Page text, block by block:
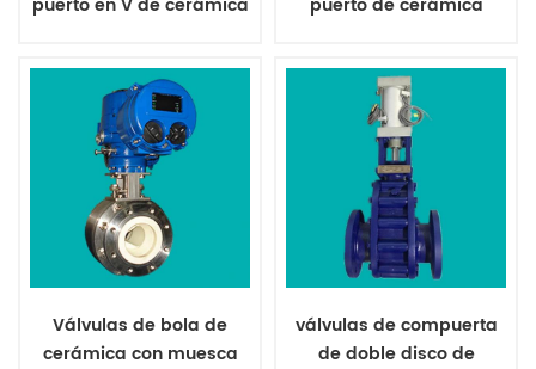
Válvulas de bola de
cerámica con muesca
válvulas de compuerta
de doble disco de